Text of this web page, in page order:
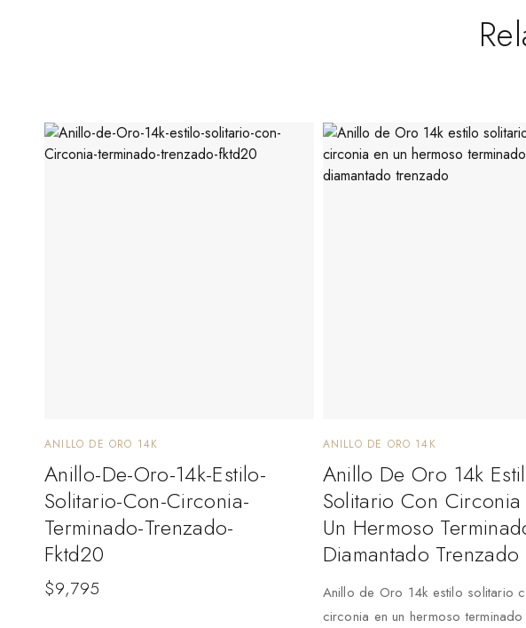
ANILLO DE ORO 14K
Anillo-De-Oro-14k-Estilo-
Solitario-Con-Circonia-
Terminado-Trenzado-
Fktd20
$9,795
ANILLO DE ORO 14K
Anillo De Oro 14k
Solitario Con Circonia
Un Hermoso
Diamantado Trenzado
Anillo de Oro 14k estilo solitario
circonia en un hermoso terminado